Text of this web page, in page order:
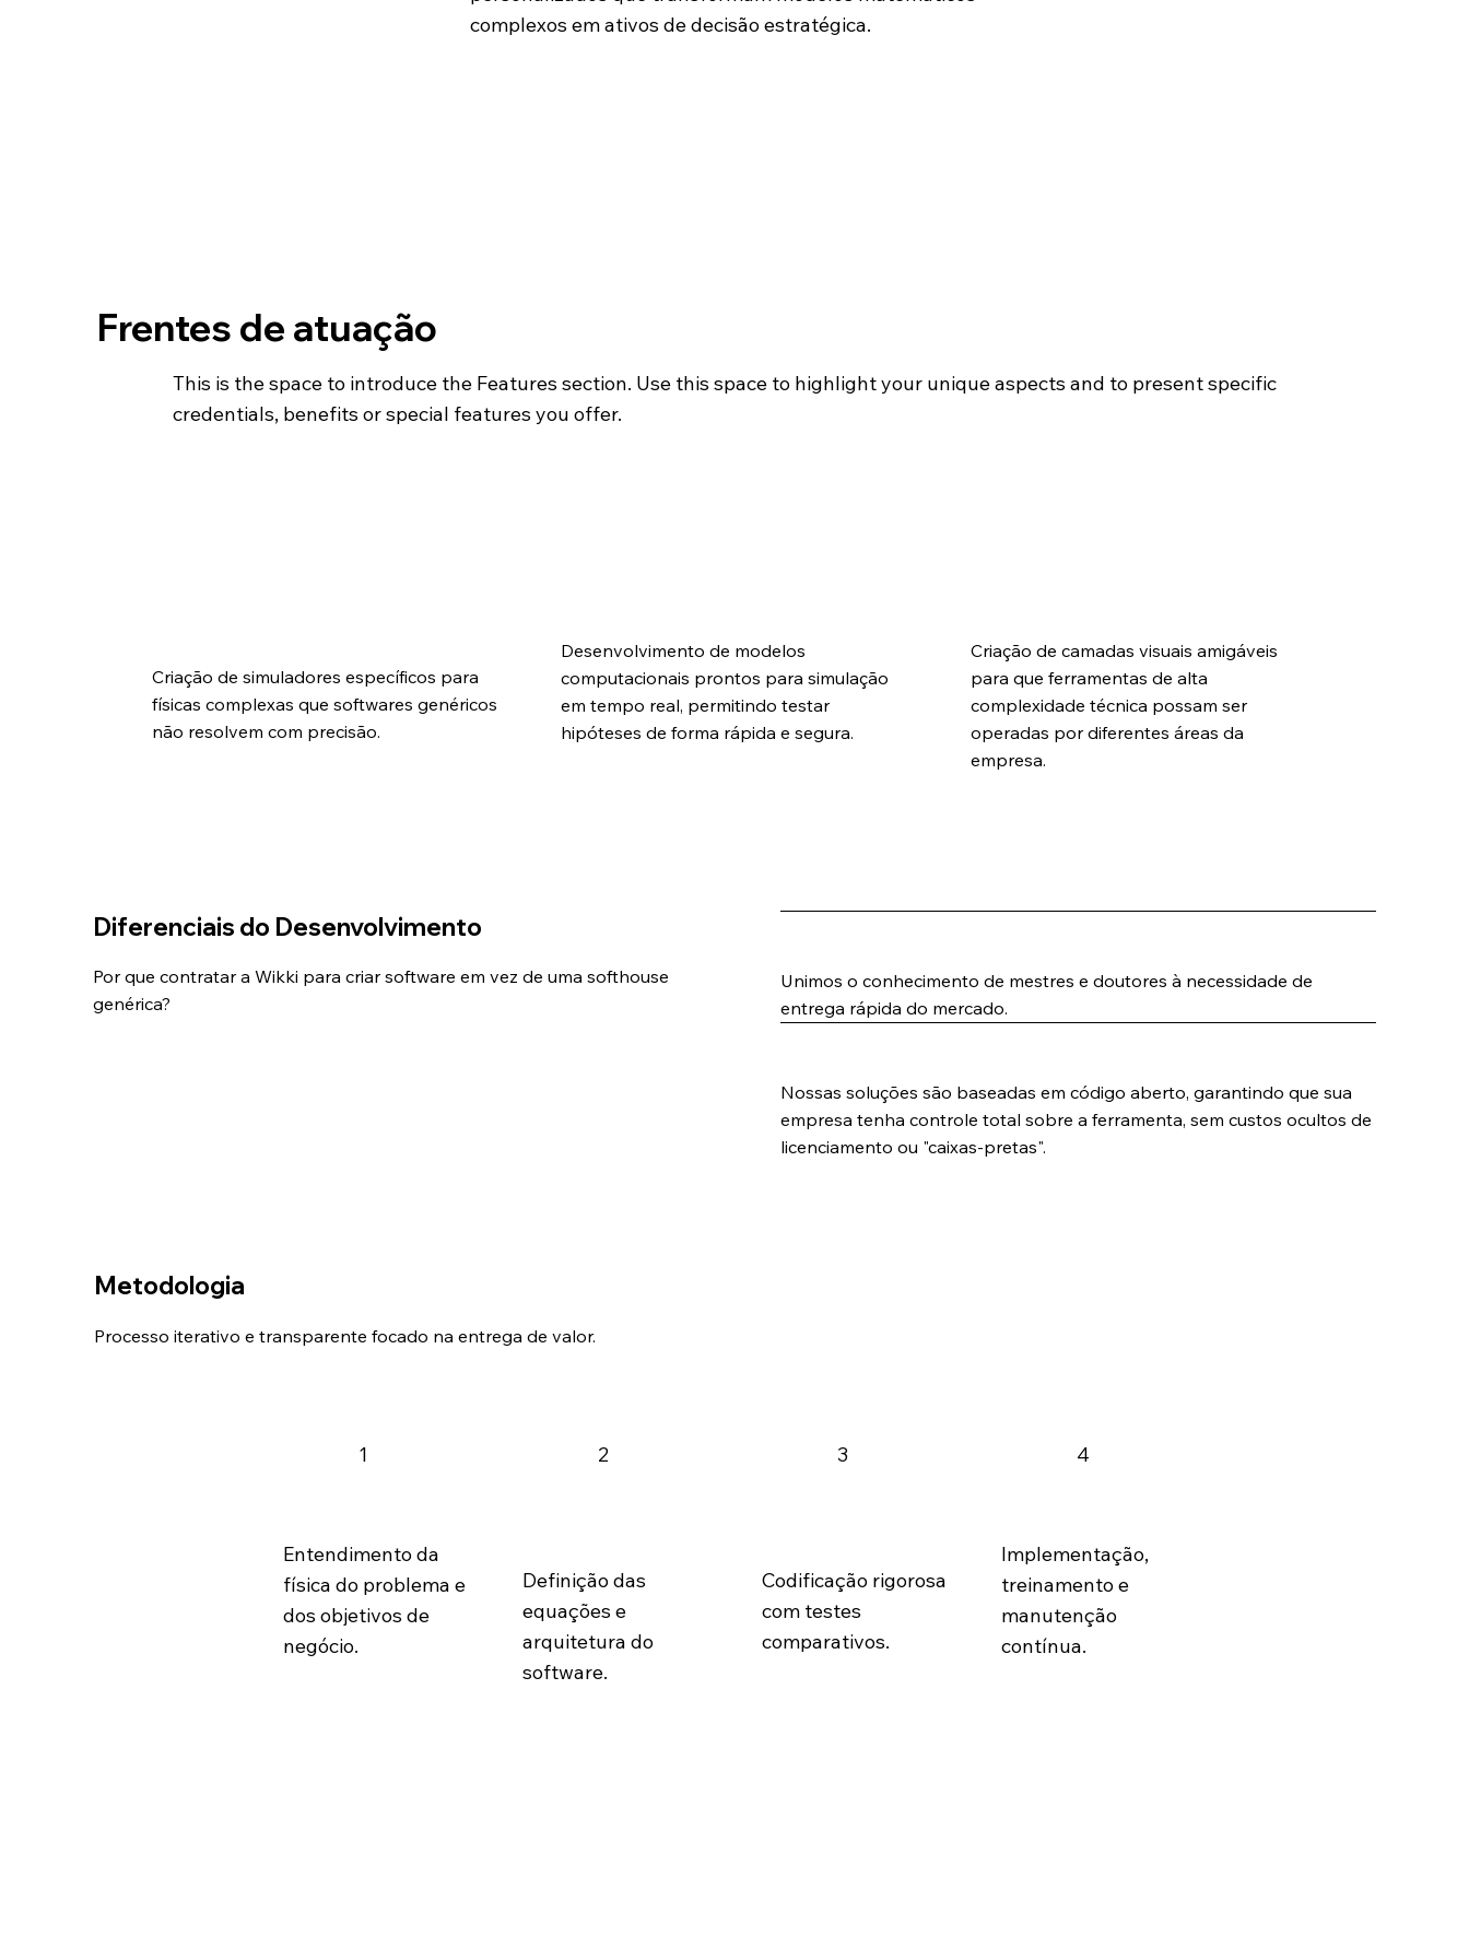
complexos em ativos de decisão estratégica.
Frentes de atuação
This is the space to introduce the Features section. Use this space to highlight your unique aspects and to present specific
credentials, benefits or special features you offer.
Criação de simuladores específicos para
físicas complexas que softwares genéricos
não resolvem com precisão.
Desenvolvimento de modelos
computacionais prontos para simulação
em tempo real, permitindo testar
hipóteses de forma rápida e segura.
Criação de camadas visuais amigáveis
para que ferramentas de alta
complexidade técnica possam ser
operadas por diferentes áreas da
empresa.
Diferenciais do Desenvolvimento
Por que contratar a Wikki para criar software em vez de uma softhouse
genérica?
Unimos o conhecimento de mestres e doutores à necessidade de
entrega rápida do mercado.
Nossas soluções são baseadas em código aberto, garantindo que sua
empresa tenha controle total sobre a ferramenta, sem custos ocultos de
licenciamento ou "caixas-pretas".
Metodologia
Processo iterativo e transparente focado na entrega de valor.
1
Entendimento da
física do problema e
dos objetivos de
negócio.
2
Definição das
equações e
arquitetura do
software.
3
Codificação rigorosa
com testes
comparativos.
4
Implementação,
treinamento e
manutenção
contínua.